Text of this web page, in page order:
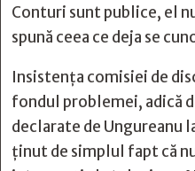
Conturi sunt publice, el
spună ceea ce deja se
Insistența comisiei de
fondul problemei, adică
declarate de Ungureanu
ținut de simplul fapt că